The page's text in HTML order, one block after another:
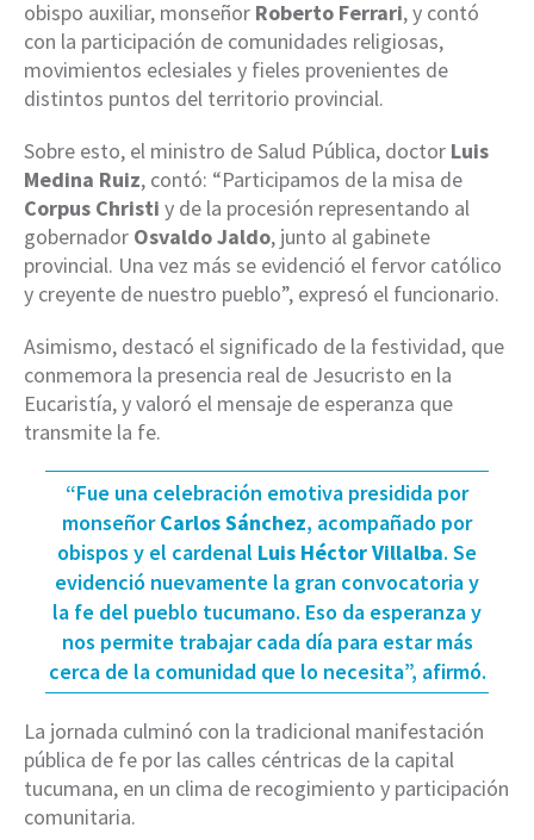
obispo auxiliar, monseñor Roberto Ferrari, y contó
con la participación de comunidades religiosas,
movimientos eclesiales y fieles provenientes de
distintos puntos del territorio provincial.
Sobre esto, el ministro de Salud Pública, doctor Luis
Medina Ruiz, contó: “Participamos de la misa de
Corpus Christi y de la procesión representando al
gobernador Osvaldo Jaldo, junto al gabinete
provincial. Una vez más se evidenció el fervor católico
y creyente de nuestro pueblo”, expresó el funcionario.
Asimismo, destacó el significado de la festividad, que
conmemora la presencia real de Jesucristo en la
Eucaristía, y valoró el mensaje de esperanza que
transmite la fe.
“Fue una celebración emotiva presidida por
monseñorCarlos Sánchez, acompañado por
obispos y el cardenal Luis Héctor Villalba. Se
evidenció nuevamente la gran convocatoria y
la fe del pueblo tucumano. Eso da esperanza y
nos permite trabajar cada día para estar más
cerca de la comunidad que lo necesita”, afirmó.
La jornada culminó con la tradicional manifestación
pública de fe por las calles céntricas de la capital
tucumana, en un clima de recogimiento y participación
comunitaria.